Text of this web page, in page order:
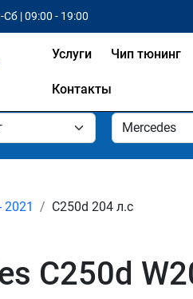
Сб | 09:00 - 19:00
Услуги Чип тюнинг
Контакты
2021 C250d 204 л.с
C250d